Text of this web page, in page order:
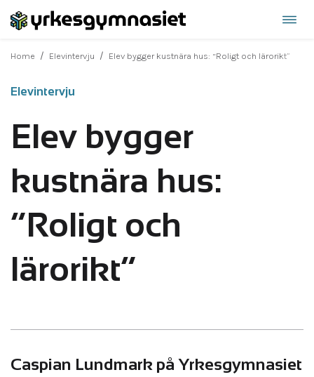
Hoppa
innehåll
Home / Elevintervju / Elev bygger kustnära hus: “Roligt och lärorikt”
Elevintervju
Elev bygger
kustnära hus:
“Roligt och
lärorikt”
Caspian Lundmark på Yrkesgymnasiet